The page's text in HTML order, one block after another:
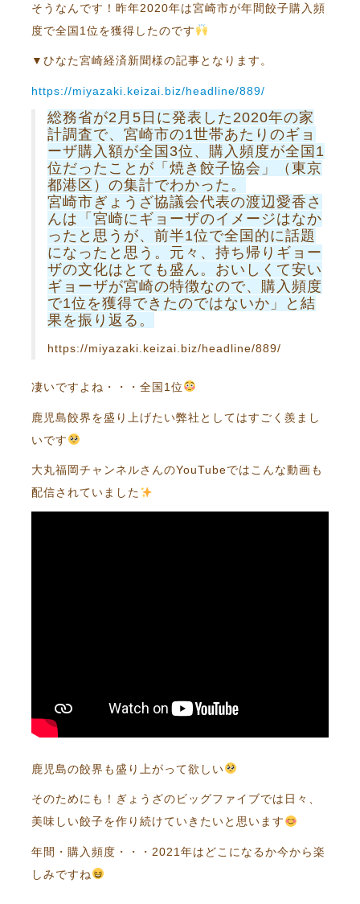
そうなんです！昨年2020年は宮崎市が年間餃子購入頻
度で全国1位を獲得したのです
▼ひなた宮崎経済新聞様の記事となります。
https://miyazaki.keizai.biz/headline/889/
総務省が2月5日に発表した2020年の家
計調査で、宮崎市の1世帯あたりのギョ
ーザ購入額が全国3位、購入頻度が全国1
位だったことが「焼き餃子協会」（東京
都港区）の集計でわかった。
宮崎市ぎょうざ協議会代表の渡辺愛香さ
んは「宮崎にギョーザのイメージはなか
ったと思うが、前半1位で全国的に話題
になったと思う。元々、持ち帰りギョー
ザの文化はとても盛ん。おいしくて安い
ギョーザが宮崎の特徴なので、購入頻度
で1位を獲得できたのではないか」と結
果を振り返る。
https://miyazaki.keizai.biz/headline/889/
凄いですよね・・・全国1位
鹿児島餃界を盛り上げたい弊社としてはすごく羨まし
いです
大丸福岡チャンネルさんのYouTubeではこんな動画も
配信されていました
鹿児島の餃界も盛り上がって欲しい
そのためにも！ぎょうざのビッグファイブでは日々、
美味しい餃子を作り続けていきたいと思います
年間・購入頻度・・・2021年はどこになるか今から楽
しみですね